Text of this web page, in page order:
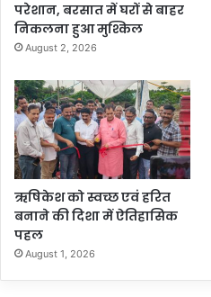
परेशान, बरसात में घरों से बाहर
निकलना हुआ मुश्किल
August 2, 2026
ऋषिकेश को स्वच्छ एवं हरित
बनाने की दिशा में ऐतिहासिक
पहल
August 1, 2026